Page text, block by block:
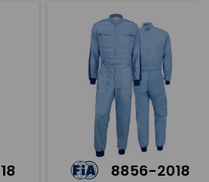
8856-2018